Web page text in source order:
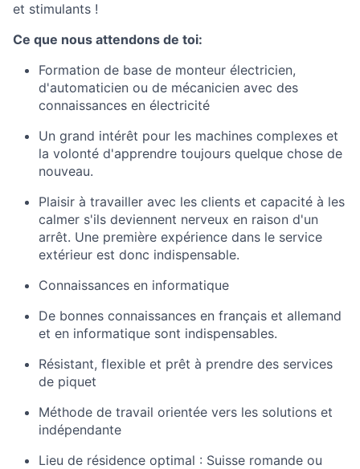
et stimulants !
Ce que nous attendons de toi:
Formation de base de monteur électricien,
d'automaticien ou de mécanicien avec des
connaissances en électricité
Un grand intérêt pour les machines complexes et
la volonté d'apprendre toujours quelque chose de
nouveau.
Plaisir à travailler avec les clients et capacité à les
calmer s'ils deviennent nerveux en raison d'un
arrêt. Une première expérience dans le service
extérieur est donc indispensable.
Connaissances en informatique
De bonnes connaissances en français et allemand
et en informatique sont indispensables.
Résistant, flexible et prêt à prendre des services
de piquet
Méthode de travail orientée vers les solutions et
indépendante
Lieu de résidence optimal : Suisse romande ou